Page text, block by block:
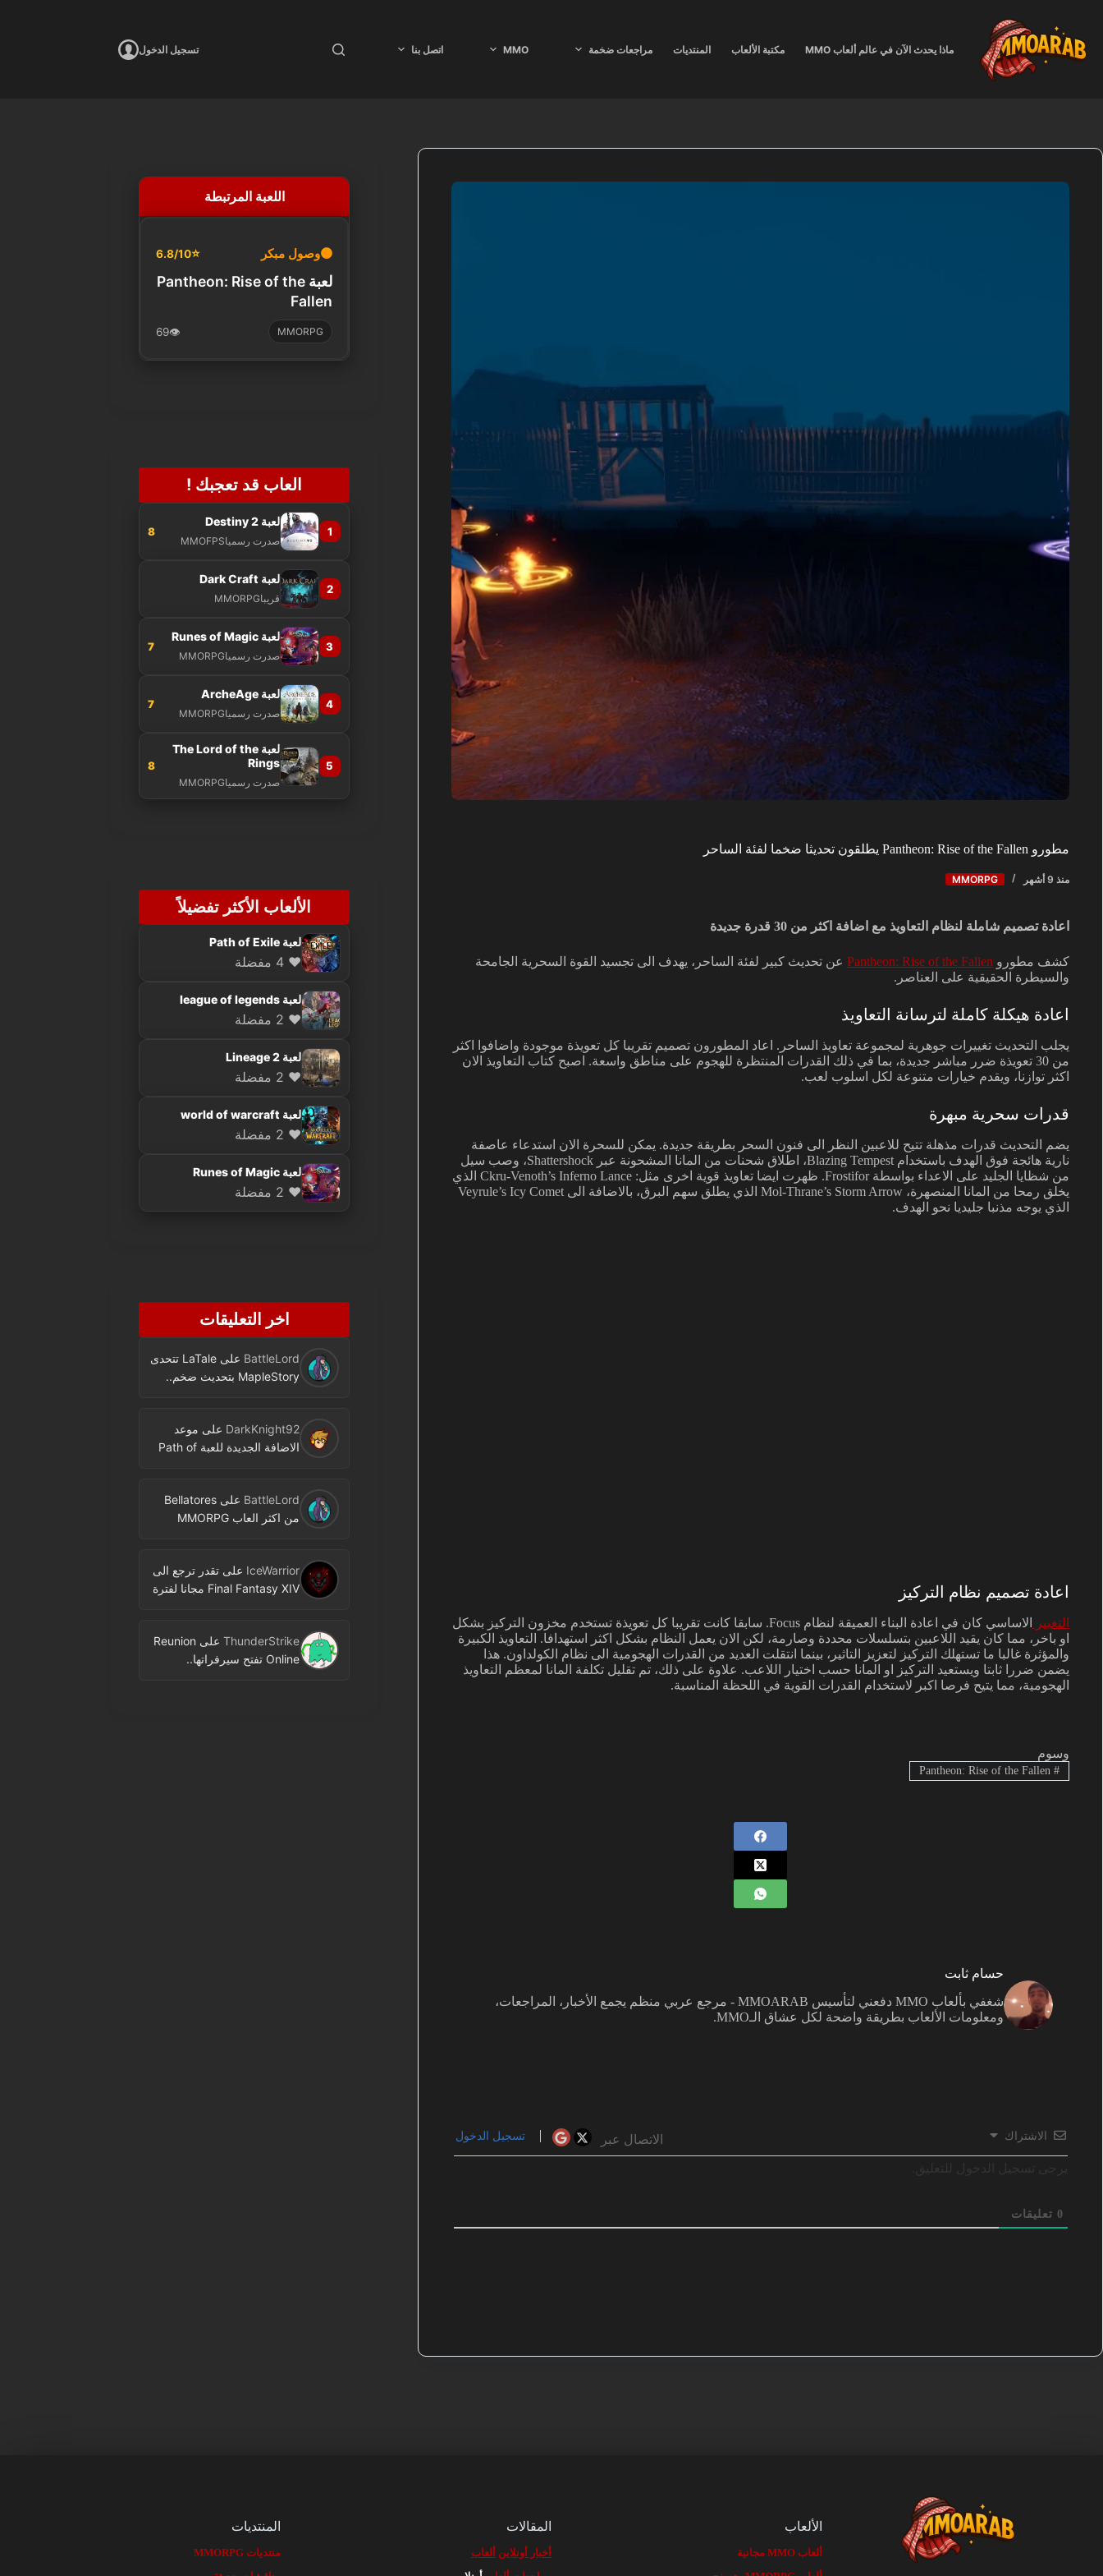
المحتوى
ماذا يحدث الآن في عالم ألعاب MMO مكتبة الألعاب المنتديات مراجعات ضخمة MMO اتصل بنا تسجيل الدخول
مطورو Pantheon: Rise of the Fallen يطلقون تحديثا ضخما لفئة الساحر
منذ 9 أشهر MMORPG
اعادة تصميم شاملة لنظام التعاويذ مع اضافة اكثر من 30 قدرة جديدة
كشف مطورو Pantheon: Rise of the Fallen عن تحديث كبير لفئة الساحر، يهدف الى تجسيد القوة السحرية الجامحة
والسيطرة الحقيقية على العناصر.
اعادة هيكلة كاملة لترسانة التعاويذ
يجلب التحديث تغييرات جوهرية لمجموعة تعاويذ الساحر. اعاد المطورون تصميم تقريبا كل تعويذة موجودة واضافوا اكثر
من 30 تعويذة ضرر مباشر جديدة، بما في ذلك القدرات المنتظرة للهجوم على مناطق واسعة. اصبح كتاب التعاويذ الان
اكثر توازنا، ويقدم خيارات متنوعة لكل اسلوب لعب.
قدرات سحرية مبهرة
يضم التحديث قدرات مذهلة تتيح للاعبين النظر الى فنون السحر بطريقة جديدة. يمكن للسحرة الان استدعاء عاصفة
نارية هائجة فوق الهدف باستخدام Blazing Tempest، اطلاق شحنات من المانا المشحونة عبر Shattershock، وصب سيل
من شظايا الجليد على الاعداء بواسطة Frostifor. ظهرت ايضا تعاويذ قوية اخرى مثل: Ckru-Venoth’s Inferno Lance الذي
يخلق رمحا من المانا المنصهرة، Mol-Thrane’s Storm Arrow الذي يطلق سهم البرق، بالاضافة الى Veyrule’s Icy Comet
الذي يوجه مذنبا جليديا نحو الهدف.
اعادة تصميم نظام التركيز
التغيير
الاساسي كان في اعادة البناء العميقة لنظام Focus. سابقا كانت تقريبا كل تعويذة تستخدم مخزون التركيز بشكل
او باخر، مما كان يقيد اللاعبين بتسلسلات محددة وصارمة، لكن الان يعمل النظام بشكل اكثر استهدافا. التعاويذ الكبيرة
والمؤثرة غالبا ما تستهلك التركيز لتعزيز التاثير، بينما انتقلت العديد من القدرات الهجومية الى نظام الكولداون. هذا
يضمن ضررا ثابتا ويستعيد التركيز او المانا حسب اختيار اللاعب. علاوة على ذلك، تم تقليل تكلفة المانا لمعظم التعاويذ
الهجومية، مما يتيح فرصا اكبر لاستخدام القدرات القوية في اللحظة المناسبة.
وسوم
#
Pantheon: Rise of the Fallen
حسام ثابت
شغفي بألعاب MMO دفعني لتأسيس MMOARAB - مرجع عربي منظم يجمع الأخبار، المراجعات،
ومعلومات الألعاب بطريقة واضحة لكل عشاق الـMMO.
الاشتراك الاتصال عبر تسجيل الدخول
0 تعليقات
اللعبة المرتبطة
🟠وصول مبكر ⭐
6.8/10
لعبة Pantheon: Rise of the
Fallen
MMORPG
👁️
69
العاب قد تعجبك !
1
لعبة Destiny 2
صدرت رسمياMMOFPS
8
2
لعبة Dark Craft
قريباMMORPG
3
لعبة Runes of Magic
صدرت رسمياMMORPG
7
4
لعبة ArcheAge
صدرت رسمياMMORPG
7
5
لعبة The Lord of the
Rings
صدرت رسمياMMORPG
8
الألعاب الأكثر تفضيلاً
لعبة Path of Exile
❤️ 4 مفضلة
لعبة league of legends
❤️ 2 مفضلة
لعبة Lineage 2
❤️ 2 مفضلة
لعبة world of warcraft
❤️ 2 مفضلة
لعبة Runes of Magic
❤️ 2 مفضلة
اخر التعليقات
BattleLord على
LaTale تتحدى
MapleStory بتحديث ضخم..
DarkKnight92 على موعد
الاضافة الجديدة للعبة Path of
BattleLord علىBellatores
من اكثر العاب MMORPG
النشر
IceWarrior علىتقدر ترجع الى
Final Fantasy XIV مجانا لفترة
ThunderStrike على Reunion
Online تفتح سيرفراتها..
الألعاب
ألعاب MMO مجانية
المقالات
أخبار أونلاين ألعاب
المنتديات
منتديات MMORPG